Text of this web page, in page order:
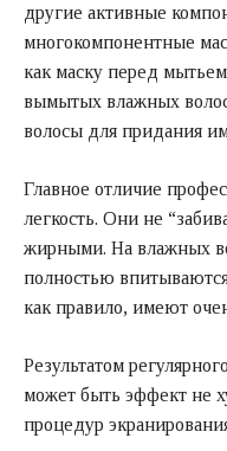
другие активные
многокомпонентные
как маску перед
вымытых влажных
волосы для придания
Главное отличие
легкость. Они не
жирными. На влажных
полностью
как правило, имеют
Результатом
может быть эффект не
процедур